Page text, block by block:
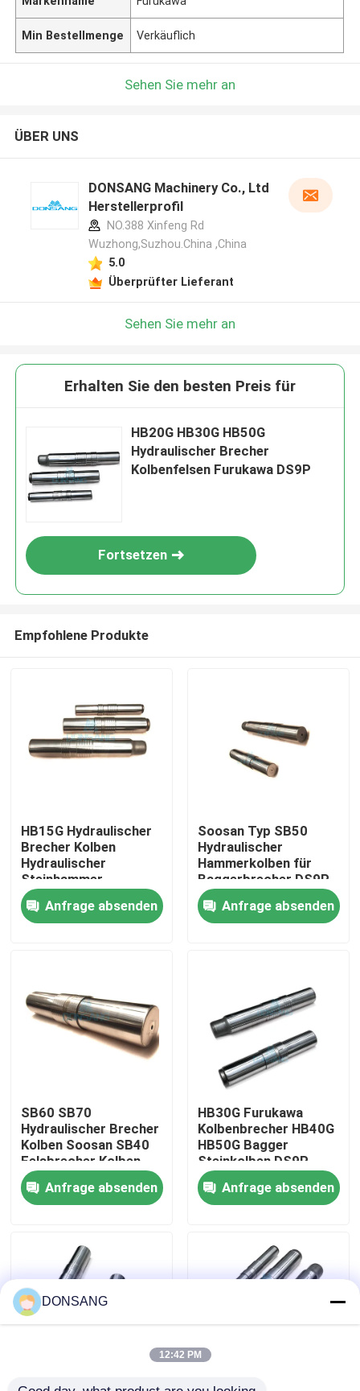
Haus
VR Show
Fabrik-Ausflug
Qualitätskontrolle
Fordern Sie ein Zitat
Bagger-hydraulischer Unterbrecher
Min Bestellmenge Verkäuflich
Sehen Sie mehr an
ÜBER UNS
DONSANG Machinery Co., Ltd
Herstellerprofil
NO.388 Xinfeng Rd
Wuzhong,Suzhou.China ,China
5.0
Überprüfter Lieferant
Sehen Sie mehr an
Erhalten Sie den besten Preis für
HB20G HB30G HB50G
Hydraulischer Brecher
Kolbenfelsen Furukawa DS9P
Fortsetzen
Empfohlene Produkte
HB15G Hydraulischer
Brecher Kolben
Hydraulischer
Steinhammer
Ersatzteile Kolben
DS9P zum Verkauf
Anfrage absenden
Soosan Typ SB50
Hydraulischer
Hammerkolben für
Baggerbrecher DS9P
Anfrage absenden
SB60 SB70
Hydraulischer Brecher
Kolben Soosan SB40
Felsbrecher Kolben
DS9P
Anfrage absenden
HB30G Furukawa
Kolbenbrecher HB40G
HB50G Bagger
Steinkolben DS9P
Anfrage absenden
DONSANG
12:42 PM